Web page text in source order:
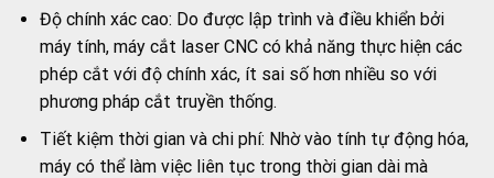
Độ chính xác cao: Do được lập trình và điều khiển bởi
máy tính, máy cắt laser CNC có khả năng thực hiện các
phép cắt với độ chính xác, ít sai số hơn nhiều so với
phương pháp cắt truyền thống.
Tiết kiệm thời gian và chi phí: Nhờ vào tính tự động hóa,
máy có thể làm việc liên tục trong thời gian dài mà